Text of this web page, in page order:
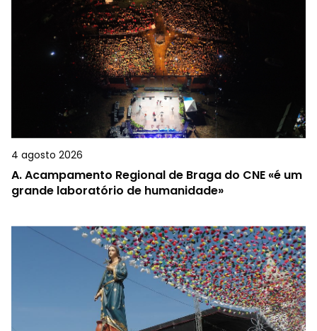
4 agosto 2026
A.Acampamento Regional de Braga do CNE «é um
grande laboratório de humanidade»